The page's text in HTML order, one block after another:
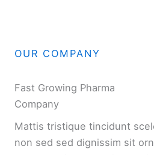
OUR COMPANY
Fast Growing Pharma
Company
Mattis tristique tincidunt
non sed sed dignissim sit